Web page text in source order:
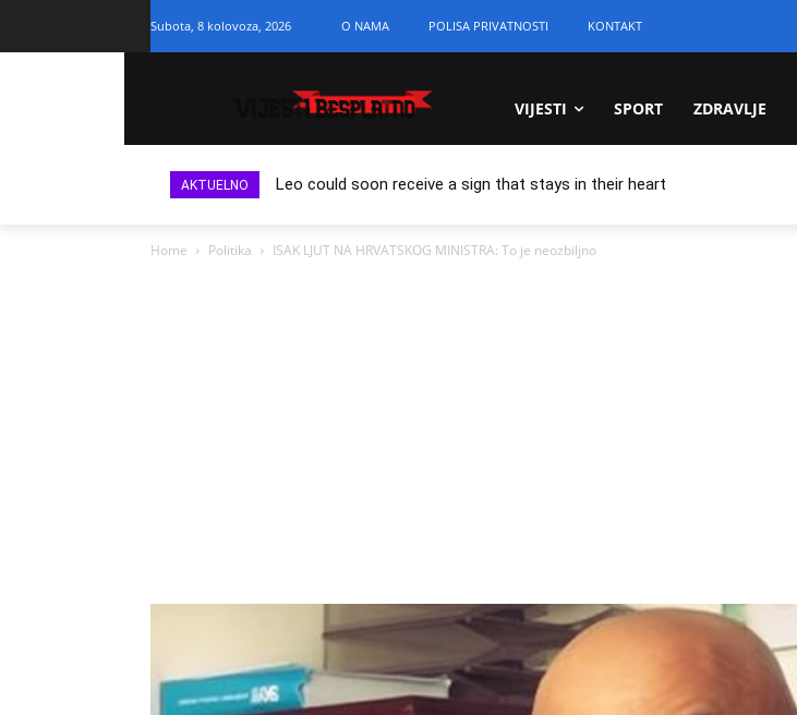
Subota, 8 kolovoza, 2026 O NAMA POLISA PRIVATNOSTI KONTAKT
VIJESTI SPORT ZDRAVLJE
AKTUELNO Leo could soon receive a sign that stays in their heart
Home Politika ISAK LJUT NA HRVATSKOG MINISTRA: To je neozbiljno